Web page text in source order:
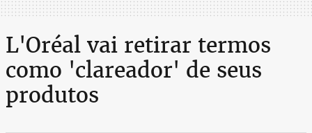
L'Oréal vai retirar termos
como 'clareador' de seus
produtos